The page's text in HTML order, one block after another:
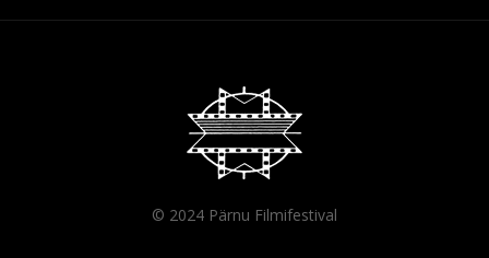
© 2024 Pärnu Filmifestival